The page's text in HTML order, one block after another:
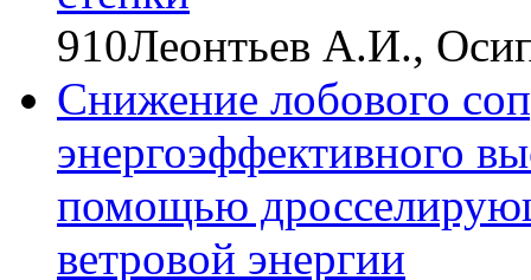
910Леонтьев А.И.,
Снижение лобового
энергоэффективного
помощью
ветровой энергии